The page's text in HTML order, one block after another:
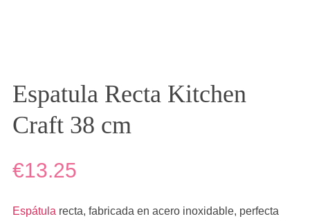
Espatula Recta Kitchen
Craft 38 cm
€13.25
Espátula recta, fabricada en acero inoxidable, perfecta